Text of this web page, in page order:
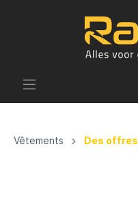
Vêtements Des offres